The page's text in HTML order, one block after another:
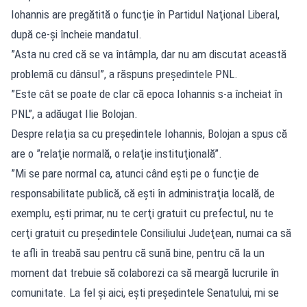
Iohannis are pregătită o funcţie în Partidul Naţional Liberal,
după ce-şi încheie mandatul.
”Asta nu cred că se va întâmpla, dar nu am discutat această
problemă cu dânsul”, a răspuns preşedintele PNL.
”Este cât se poate de clar că epoca Iohannis s-a încheiat în
PNL”, a adăugat Ilie Bolojan.
Despre relaţia sa cu preşedintele Iohannis, Bolojan a spus că
are o ”relaţie normală, o relaţie instituţională”.
”Mi se pare normal ca, atunci când eşti pe o funcţie de
responsabilitate publică, că eşti în administraţia locală, de
exemplu, eşti primar, nu te cerţi gratuit cu prefectul, nu te
cerţi gratuit cu preşedintele Consiliului Judeţean, numai ca să
te afli în treabă sau pentru că sună bine, pentru că la un
moment dat trebuie să colaborezi ca să meargă lucrurile în
comunitate. La fel şi aici, eşti preşedintele Senatului, mi se